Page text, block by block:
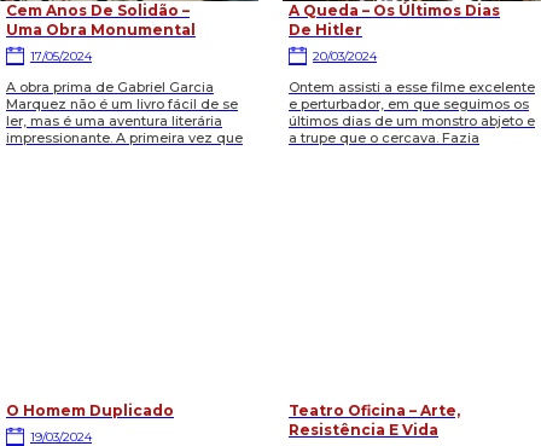
Cem Anos De Solidão –
Uma Obra Monumental
17/05/2024
A obra prima de Gabriel Garcia
Marquez não é um livro fácil de se
ler, mas é uma aventura literária
impressionante. A primeira vez que
A Queda – Os Últimos Dias
De Hitler
20/03/2024
Ontem assisti a esse filme excelente
e perturbador, em que seguimos os
últimos dias de um monstro abjeto e
a trupe que o cercava. Fazia
O Homem Duplicado
19/03/2024
Teatro Oficina – Arte,
Resistência E Vida